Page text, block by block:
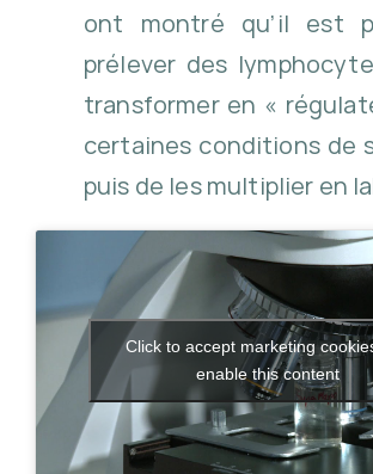
ont montré qu’il est
prélever des
transformer en «
certaines conditions de
puis de les multiplier en
Click to accept marketing
enable this content